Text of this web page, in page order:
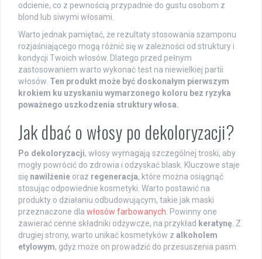
odcienie, co z pewnością przypadnie do gustu osobom z
blond lub siwymi włosami.
Warto jednak pamiętać, że rezultaty stosowania szamponu
rozjaśniającego mogą różnić się w zależności od struktury i
kondycji Twoich włosów. Dlatego przed pełnym
zastosowaniem warto wykonać test na niewielkiej partii
włosów. Ten produkt może być doskonałym pierwszym
krokiem ku uzyskaniu wymarzonego koloru bez ryzyka
poważnego uszkodzenia struktury włosa.
Jak dbać o włosy po dekoloryzacji?
Po dekoloryzacji, włosy wymagają szczególnej troski, aby
mogły powrócić do zdrowia i odzyskać blask. Kluczowe staje
się nawilżenie oraz regeneracja, które można osiągnąć
stosując odpowiednie kosmetyki. Warto postawić na
produkty o działaniu odbudowującym, takie jak maski
przeznaczone dla włosów farbowanych . Powinny one
zawierać cenne składniki odżywcze, na przykład keratynę . Z
drugiej strony, warto unikać kosmetyków z alkoholem
etylowym, gdyż może on prowadzić do przesuszenia pasm.